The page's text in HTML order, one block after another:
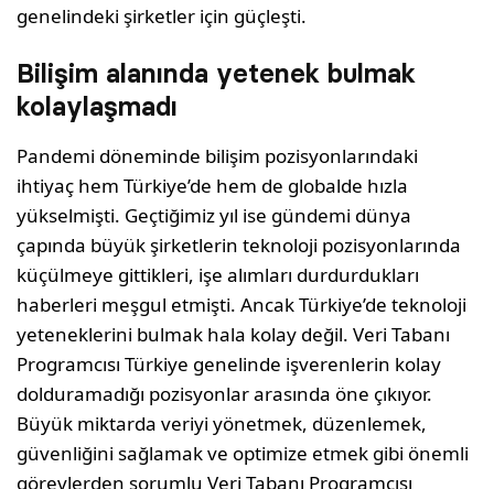
genelindeki şirketler için güçleşti.
Bilişim alanında yetenek bulmak
kolaylaşmadı
Pandemi döneminde bilişim pozisyonlarındaki
ihtiyaç hem Türkiye’de hem de globalde hızla
yükselmişti. Geçtiğimiz yıl ise gündemi dünya
çapında büyük şirketlerin teknoloji pozisyonlarında
küçülmeye gittikleri, işe alımları durdurdukları
haberleri meşgul etmişti. Ancak Türkiye’de teknoloji
yeteneklerini bulmak hala kolay değil. Veri Tabanı
Programcısı Türkiye genelinde işverenlerin kolay
dolduramadığı pozisyonlar arasında öne çıkıyor.
Büyük miktarda veriyi yönetmek, düzenlemek,
güvenliğini sağlamak ve optimize etmek gibi önemli
görevlerden sorumlu Veri Tabanı Programcısı